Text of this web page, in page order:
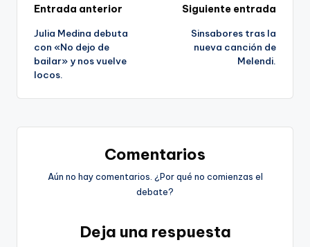
Navegación
de
entradas
Entrada anterior
Julia Medina debuta
con «No dejo de
bailar» y nos vuelve
locos.
Siguiente entrada
Sinsabores tras la
nueva canción de
Melendi.
Comentarios
Aún no hay comentarios. ¿Por qué no comienzas el
debate?
Deja una respuesta